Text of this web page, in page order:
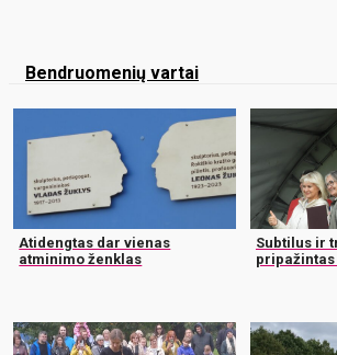
Bendruomenių vartai
Atidengtas dar vienas
atminimo ženklas
Subtilus ir